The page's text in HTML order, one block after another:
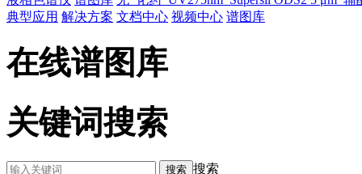
典型应用 解决方案 文档中心 视频中心 谱图库
在线谱图库
关键词搜索
搜索